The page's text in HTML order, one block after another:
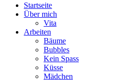
Startseite
Über mich
Vita
Arbeiten
Bäume
Bubbles
Kein Spass
Küsse
Mädchen